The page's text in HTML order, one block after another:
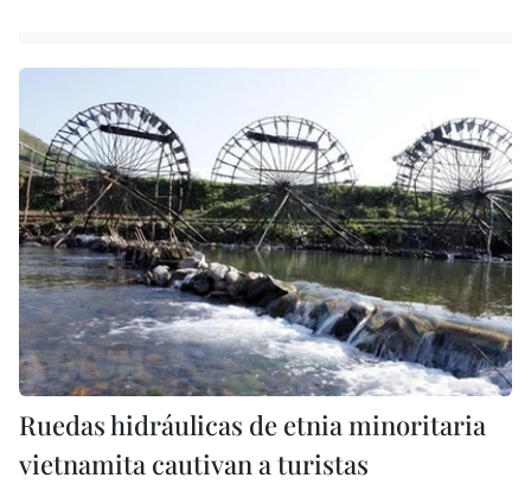
Ruedas hidráulicas de etnia minoritaria
vietnamita cautivan a turistas